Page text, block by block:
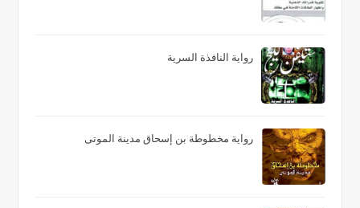
رواية النافذة السرية
رواية مخطوطة بن إسحاق مدينة الموتى